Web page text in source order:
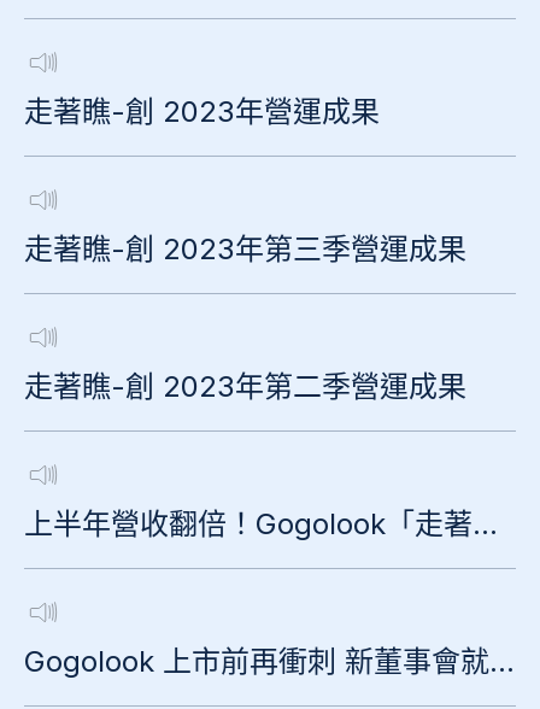
走著瞧-創 2023年營運成果
走著瞧-創 2023年第三季營運成果
走著瞧-創 2023年第二季營運成果
上半年營收翻倍！Gogolook「走著瞧-創」今創新板掛牌
Gogolook 上市前再衝刺 新董事會就緒與延攬新商務長